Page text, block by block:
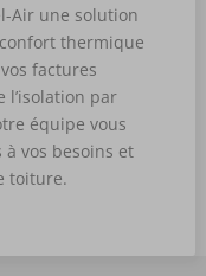
Air une solution
thermique
factures
l’isolation par
équipe vous
vos besoins et
toiture.